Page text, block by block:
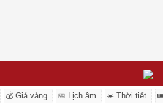
💰 Giá vàng 📅 Lịch âm ☀️ Thời tiết